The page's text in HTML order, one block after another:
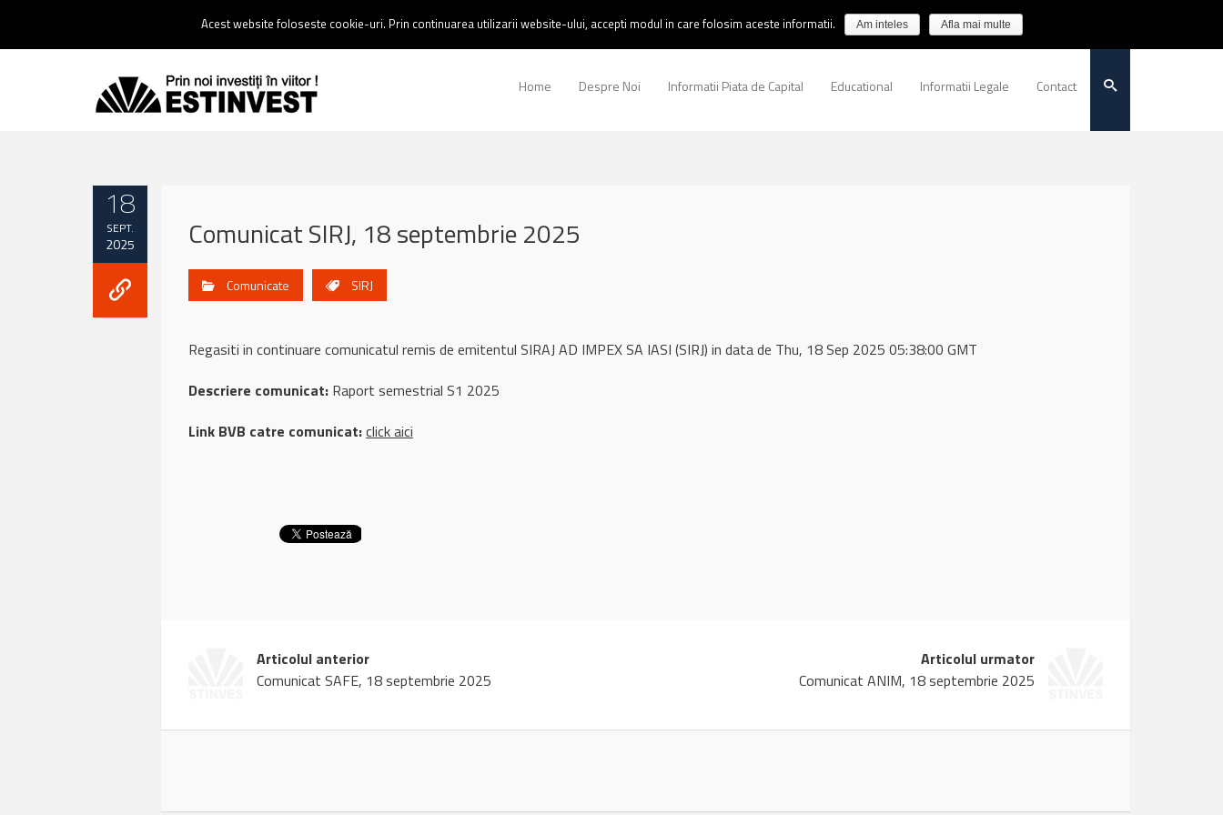
0237 238 900 |Email :contact@estinvest.ro
Home Despre Noi Informatii Piata de Capital Educational Informatii Legale Contact
18
SEPT.
2025 Comunicat SIRJ, 18 septembrie 2025
Comunicate SIRJ
Regasiti in continuare comunicatul remis de emitentul SIRAJ AD IMPEX SA IASI (SIRJ) in data de Thu, 18 Sep 2025 05:38:00 GMT
Descriere comunicat: Raport semestrial S1 2025
Link BVB catre comunicat:click aici
Articolul anterior
Comunicat SAFE, 18 septembrie 2025
Articolul urmator
Comunicat ANIM, 18 septembrie 2025
Acest website foloseste cookie-uri. Prin continuarea utilizarii website-ului, accepti modul in care folosim aceste informatii. Am inteles Afla mai multe